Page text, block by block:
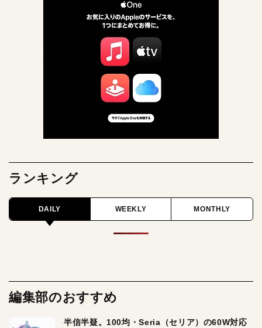
ランキング
DAILY WEEKLY MONTHLY
編集部のおすすめ
半信半疑。100均・Seria（セリア）の60W対応